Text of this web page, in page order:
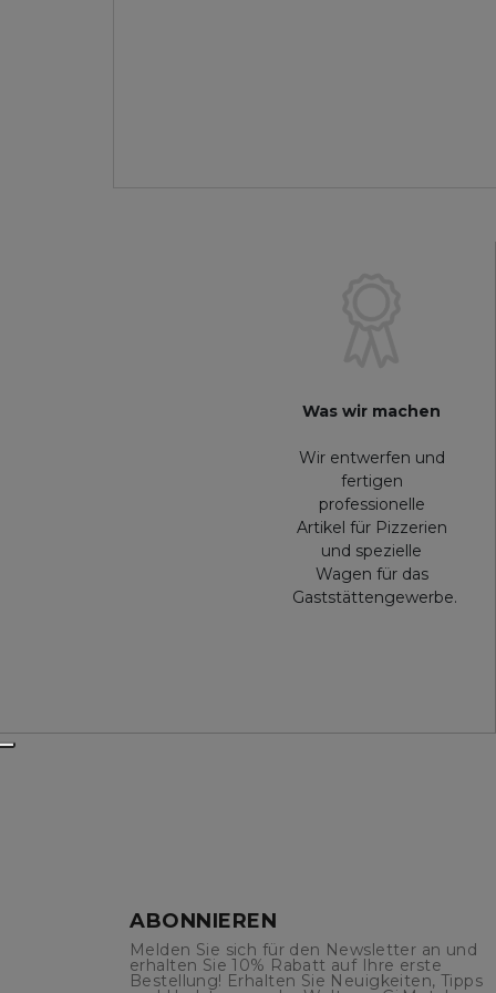
Was wir machen
Wir entwerfen und
fertigen
professionelle
Artikel für Pizzerien
und spezielle
Wagen für das
Gaststättengewerbe.
ABONNIEREN
Melden Sie sich für den Newsletter an und
erhalten Sie 10% Rabatt auf Ihre erste
Bestellung! Erhalten Sie Neuigkeiten, Tipps